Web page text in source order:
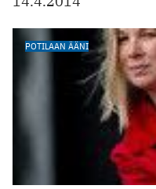
POTILAAN ÄÄNI